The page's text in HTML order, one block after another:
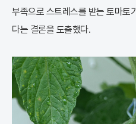
부족으로 스트레스를 받는 토마토
다는 결론을 도출했다.